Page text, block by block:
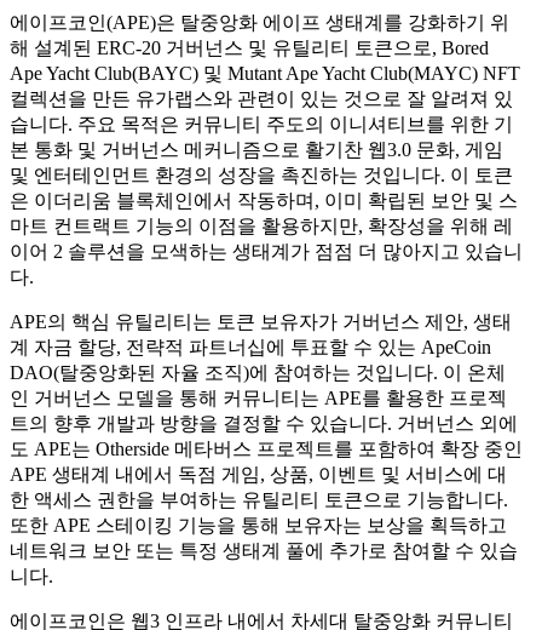
에이프코인(APE)은 탈중앙화 에이프 생태계를 강화하기 위
해 설계된 ERC-20 거버넌스 및 유틸리티 토큰으로, Bored
Ape Yacht Club(BAYC) 및 Mutant Ape Yacht Club(MAYC) NFT
컬렉션을 만든 유가랩스와 관련이 있는 것으로 잘 알려져 있
습니다. 주요 목적은 커뮤니티 주도의 이니셔티브를 위한 기
본 통화 및 거버넌스 메커니즘으로 활기찬 웹3.0 문화, 게임
및 엔터테인먼트 환경의 성장을 촉진하는 것입니다. 이 토큰
은 이더리움 블록체인에서 작동하며, 이미 확립된 보안 및 스
마트 컨트랙트 기능의 이점을 활용하지만, 확장성을 위해 레
이어 2 솔루션을 모색하는 생태계가 점점 더 많아지고 있습니
다.
APE의 핵심 유틸리티는 토큰 보유자가 거버넌스 제안, 생태
계 자금 할당, 전략적 파트너십에 투표할 수 있는 ApeCoin
DAO(탈중앙화된 자율 조직)에 참여하는 것입니다. 이 온체
인 거버넌스 모델을 통해 커뮤니티는 APE를 활용한 프로젝
트의 향후 개발과 방향을 결정할 수 있습니다. 거버넌스 외에
도 APE는 Otherside 메타버스 프로젝트를 포함하여 확장 중인
APE 생태계 내에서 독점 게임, 상품, 이벤트 및 서비스에 대
한 액세스 권한을 부여하는 유틸리티 토큰으로 기능합니다.
또한 APE 스테이킹 기능을 통해 보유자는 보상을 획득하고
네트워크 보안 또는 특정 생태계 풀에 추가로 참여할 수 있습
니다.
에이프코인은 웹3 인프라 내에서 차세대 탈중앙화 커뮤니티